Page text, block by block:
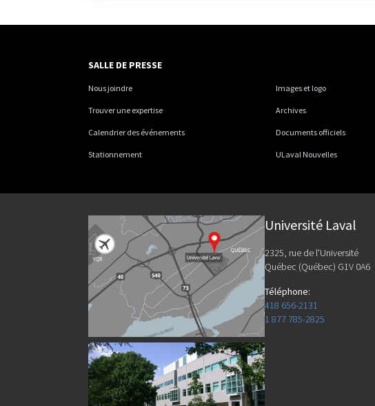
SALLE DE PRESSE
Nous joindre Images et logo
Trouver une expertise Archives
Calendrier des événements Documents officiels
Stationnement ULaval Nouvelles
Université Laval
2325, rue de l'Université
Québec (Québec) G1V 0A6
Téléphone:
418 656-2131
1 877 785-2825